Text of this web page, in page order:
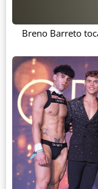
Breno Barreto